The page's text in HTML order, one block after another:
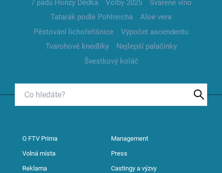
7 pádů Honzy Dědka
Volby 2025
Svařené víno
Tatarák podle Pohlreicha
Aloe vera
Pěstování lichořeřišnice
Výpočet ascendentu
Tvarohové knedlíky
Nejlepší palačinky
Švestkový koláč
O FTV Prima Management
Volná místa Press
Reklama Castingy a výzvy